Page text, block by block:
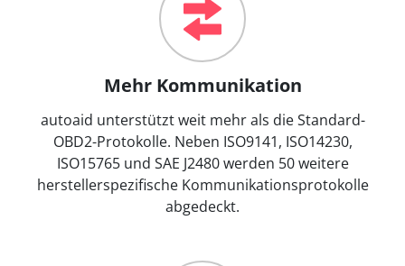
Mehr Kommunikation
autoaid unterstützt weit mehr als die Standard-
OBD2-Protokolle. Neben ISO9141, ISO14230,
ISO15765 und SAE J2480 werden 50 weitere
herstellerspezifische Kommunikationsprotokolle
abgedeckt.